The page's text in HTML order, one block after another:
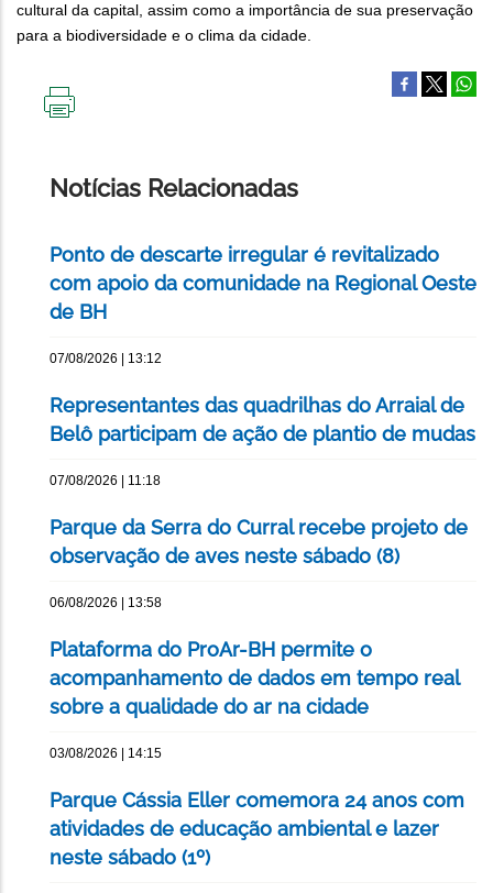
cultural da capital, assim como a importância de sua preservação
para a biodiversidade e o clima da cidade.
Notícias Relacionadas
Ponto de descarte irregular é revitalizado
com apoio da comunidade na Regional Oeste
de BH
07/08/2026 | 13:12
Representantes das quadrilhas do Arraial de
Belô participam de ação de plantio de mudas
07/08/2026 | 11:18
Parque da Serra do Curral recebe projeto de
observação de aves neste sábado (8)
06/08/2026 | 13:58
Plataforma do ProAr-BH permite o
acompanhamento de dados em tempo real
sobre a qualidade do ar na cidade
03/08/2026 | 14:15
Parque Cássia Eller comemora 24 anos com
atividades de educação ambiental e lazer
neste sábado (1º)